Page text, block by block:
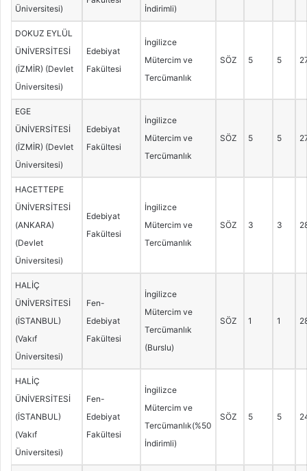
Üniversitesi)
İndirimli)
DOKUZ EYLÜL
ÜNİVERSİTESİ
(İZMİR) (Devlet
Üniversitesi)
Edebiyat
Fakültesi
İngilizce
Mütercim ve
Tercümanlık
SÖZ 5 5
EGE
ÜNİVERSİTESİ
(İZMİR) (Devlet
Üniversitesi)
Edebiyat
Fakültesi
İngilizce
Mütercim ve
Tercümanlık
SÖZ 5 5
HACETTEPE
ÜNİVERSİTESİ
(ANKARA)
(Devlet
Üniversitesi)
Edebiyat
Fakültesi
İngilizce
Mütercim ve
Tercümanlık
SÖZ 3 3
HALİÇ
ÜNİVERSİTESİ
(İSTANBUL)
(Vakıf
Üniversitesi)
Fen-
Edebiyat
Fakültesi
İngilizce
Mütercim ve
Tercümanlık
(Burslu)
SÖZ 1 1
HALİÇ
ÜNİVERSİTESİ
(İSTANBUL)
(Vakıf
Üniversitesi)
Fen-
Edebiyat
Fakültesi
İngilizce
Mütercim ve
Tercümanlık(%50
İndirimli)
SÖZ 5 5